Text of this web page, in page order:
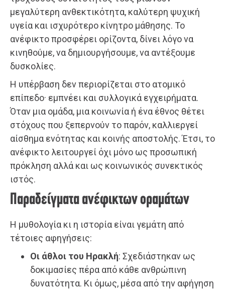
μεγαλύτερη ανθεκτικότητα, καλύτερη ψυχική
υγεία και ισχυρότερο κίνητρο μάθησης. Το
ανέφικτο προσφέρει ορίζοντα, δίνει λόγο να
κινηθούμε, να δημιουργήσουμε, να αντέξουμε
δυσκολίες.
Η υπέρβαση δεν περιορίζεται στο ατομικό
επίπεδο· εμπνέει και συλλογικά εγχειρήματα.
Όταν μια ομάδα, μια κοινωνία ή ένα έθνος θέτει
στόχους που ξεπερνούν το παρόν, καλλιεργεί
αίσθημα ενότητας και κοινής αποστολής. Έτσι, το
ανέφικτο λειτουργεί όχι μόνο ως προσωπική
πρόκληση αλλά και ως κοινωνικός συνεκτικός
ιστός.
Παραδείγματα ανέφικτων οραμάτων
Η μυθολογία κι η ιστορία είναι γεμάτη από
τέτοιες αφηγήσεις:
Οι άθλοι του Ηρακλή: Σχεδιάστηκαν ως
δοκιμασίες πέρα από κάθε ανθρώπινη
δυνατότητα. Κι όμως, μέσα από την αφήγηση